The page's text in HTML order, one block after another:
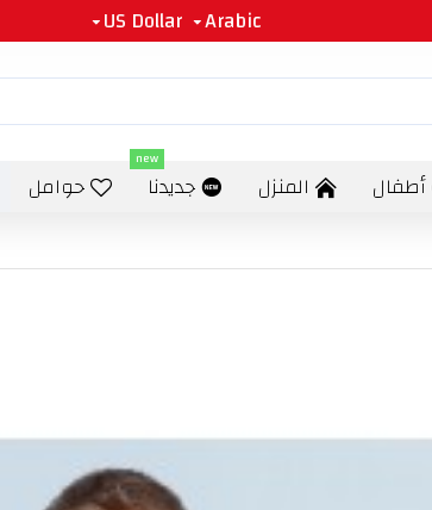
Arabic
US Dollar
أطفال المنزل جديدنا
new
حوامل